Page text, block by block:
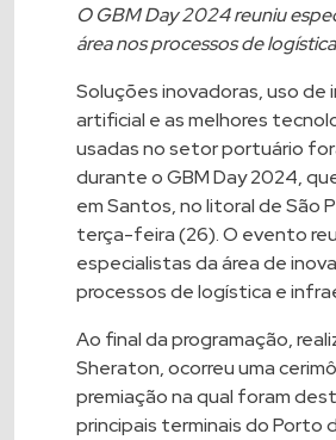
O GBM Day 2024 reuniu
área nos processos de
Soluções inovadoras, uso de
artificial e as melhores
usadas no setor portuário
durante o GBM Day 2024,
em Santos, no litoral de São
terça-feira (26). O evento
especialistas da área de
processos de logística e
Ao final da programação,
Sheraton, ocorreu uma
premiação na qual foram
principais terminais do Porto